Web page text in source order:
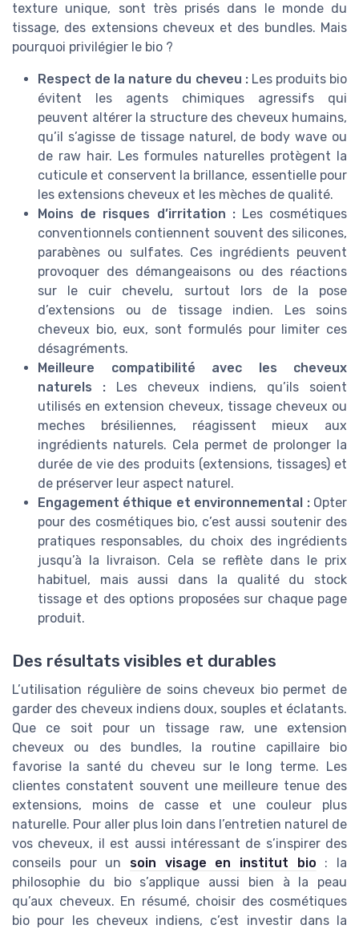
texture unique, sont très prisés dans le monde du
tissage, des extensions cheveux et des bundles. Mais
pourquoi privilégier le bio ?
Respect de la nature du cheveu :Les produits bio
évitent les agents chimiques agressifs qui
peuvent altérer la structure des cheveux humains,
qu’il s’agisse de tissage naturel, de body wave ou
de raw hair. Les formules naturelles protègent la
cuticule et conservent la brillance, essentielle pour
les extensions cheveux et les mèches de qualité.
Moins de risques d’irritation :Les cosmétiques
conventionnels contiennent souvent des silicones,
parabènes ou sulfates. Ces ingrédients peuvent
provoquer des démangeaisons ou des réactions
sur le cuir chevelu, surtout lors de la pose
d’extensions ou de tissage indien. Les soins
cheveux bio, eux, sont formulés pour limiter ces
désagréments.
Meilleure compatibilité avec les cheveux
naturels :Les cheveux indiens, qu’ils soient
utilisés en extension cheveux, tissage cheveux ou
meches brésiliennes, réagissent mieux aux
ingrédients naturels. Cela permet de prolonger la
durée de vie des produits (extensions, tissages) et
de préserver leur aspect naturel.
Engagement éthique et environnemental :Opter
pour des cosmétiques bio, c’est aussi soutenir des
pratiques responsables, du choix des ingrédients
jusqu’à la livraison. Cela se reflète dans le prix
habituel, mais aussi dans la qualité du stock
tissage et des options proposées sur chaque page
produit.
Des résultats visibles et durables
L’utilisation régulière de soins cheveux bio permet de
garder des cheveux indiens doux, souples et éclatants.
Que ce soit pour un tissage raw, une extension
cheveux ou des bundles, la routine capillaire bio
favorise la santé du cheveu sur le long terme. Les
clientes constatent souvent une meilleure tenue des
extensions, moins de casse et une couleur plus
naturelle. Pour aller plus loin dans l’entretien naturel de
vos cheveux, il est aussi intéressant de s’inspirer des
conseils pour un soin visage en institut bio : la
philosophie du bio s’applique aussi bien à la peau
qu’aux cheveux. En résumé, choisir des cosmétiques
bio pour les cheveux indiens, c’est investir dans la